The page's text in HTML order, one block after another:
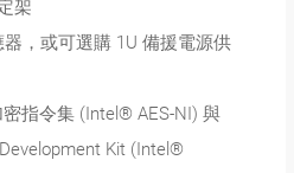
架
器，或可選購 1U 備援電源供
指令集 (Intel® AES-NI) 與
Kit (Intel®